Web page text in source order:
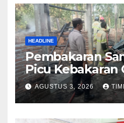
HEADLINE
Pembakaran
Picu Kebakaran
Furniture di
AGUSTUS 3, 2026